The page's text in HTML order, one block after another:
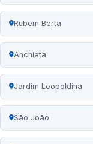
Rubem Berta
Anchieta
Jardim Leopoldina
São João